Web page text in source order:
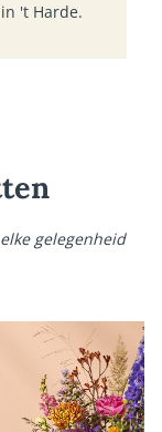
't Harde.
gelegenheid